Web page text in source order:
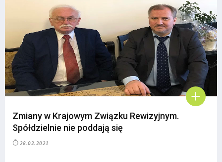
Zmiany w Krajowym Związku Rewizyjnym.
Spółdzielnie nie poddają się
28.02.2021